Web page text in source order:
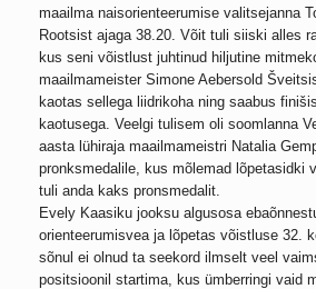
maailma naisorienteerumise valitsejanna
Rootsist ajaga 38.20. Võit tuli siiski alles
kus seni võistlust juhtinud hiljutine
maailmameister Simone Aebersold
kaotas sellega liidrikoha ning saabus
kaotusega. Veelgi tulisem oli soomlanna
aasta lühiraja maailmameistri Natalia
pronksmedalile, kus mõlemad lõpetasidki
tuli anda kaks pronsmedalit.
Evely Kaasiku jooksu algusosa
orienteerumisvea ja lõpetas võistluse 32.
sõnul ei olnud ta seekord ilmselt veel
positsioonil startima, kus ümberringi vaid